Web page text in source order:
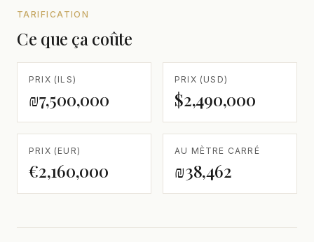
TARIFICATION
Ce que ça coûte
PRIX (ILS)
₪7,500,000
PRIX (USD)
$2,490,000
PRIX (EUR)
€2,160,000
AU MÈTRE CARRÉ
₪38,462